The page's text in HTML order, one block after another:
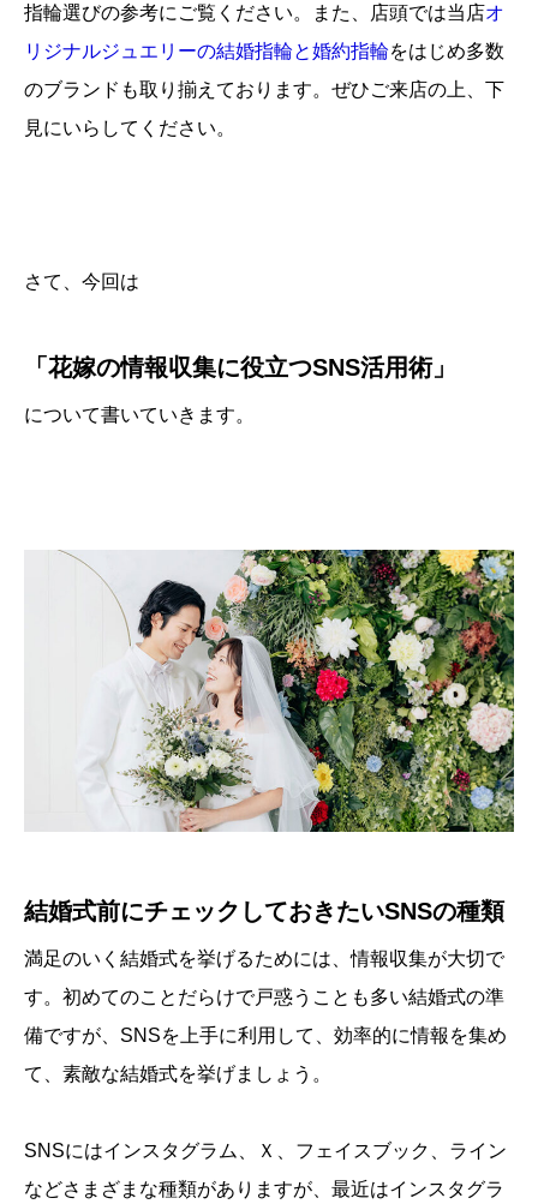
指輪選びの参考にご覧ください。また、店頭では当店オ
リジナルジュエリーの結婚指輪と婚約指輪をはじめ多数
のブランドも取り揃えております。ぜひご来店の上、下
見にいらしてください。
さて、今回は
「花嫁の情報収集に役立つSNS活用術」
について書いていきます。
結婚式前にチェックしておきたいSNSの種類
満足のいく結婚式を挙げるためには、情報収集が大切で
す。初めてのことだらけで戸惑うことも多い結婚式の準
備ですが、SNSを上手に利用して、効率的に情報を集め
て、素敵な結婚式を挙げましょう。
SNSにはインスタグラム、Ｘ、フェイスブック、ライン
などさまざまな種類がありますが、最近はインスタグラ